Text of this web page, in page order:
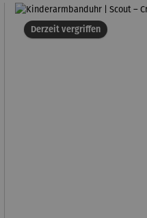
Derzeit vergriffen